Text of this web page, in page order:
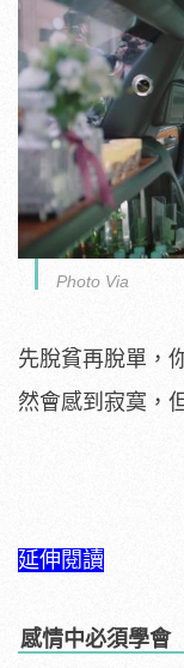
Photo Via
先脫貧再脫單，
然會感到寂寞，
延伸閱讀
感情中必須學會